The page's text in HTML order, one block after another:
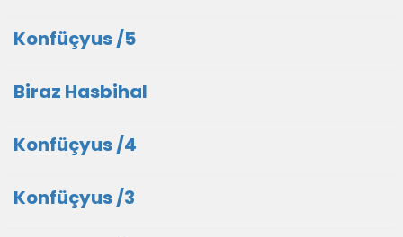
Konfüçyus /5
Biraz Hasbihal
Konfüçyus /4
Konfüçyus /3